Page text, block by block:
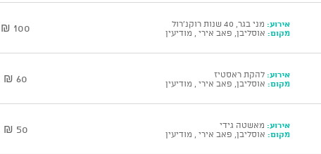
אירוע: מני בגר, 40 שנות רוקנ'רול
מקום: אוסליבן, פאב אירי , מודיעין 100 ₪
אירוע: להקת ראסטיז
מקום: אוסליבן, פאב אירי , מודיעין 60 ₪
אירוע: מאשטה גידי
מקום: אוסליבן, פאב אירי , מודיעין 50 ₪